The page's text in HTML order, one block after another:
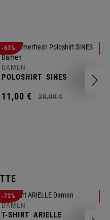
-63%
DAMEN
POLOSHIRT SINES
11,00 € 30,00 €
-72%
DAMEN
T-SHIRT ARIELLE